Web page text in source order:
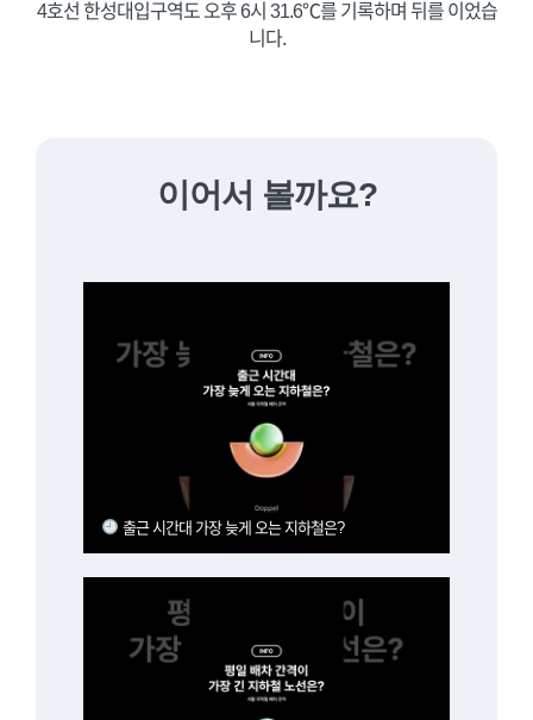
4호선 한성대입구역도 오후 6시 31.6℃를 기록하며 뒤를 이었습
니다.
이어서 볼까요?
출근 시간대 가장 늦게 오는 지하철은?